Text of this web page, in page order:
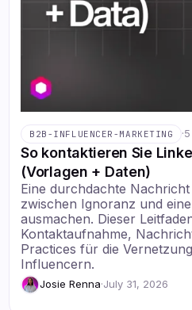
B2B-INFLUENCER-MARKETING ·
So kontaktieren Sie
(Vorlagen + Daten)
Eine durchdachte
zwischen Ignoranz und
ausmachen. Dieser
Kontaktaufnahme,
Practices für die
Influencern.
Josie Renna·July 31, 2026